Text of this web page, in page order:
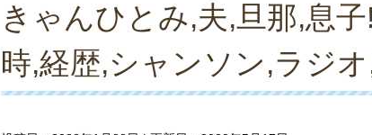
きゃんひとみ,夫,旦那,息
時,経歴,シャンソン,ラジ